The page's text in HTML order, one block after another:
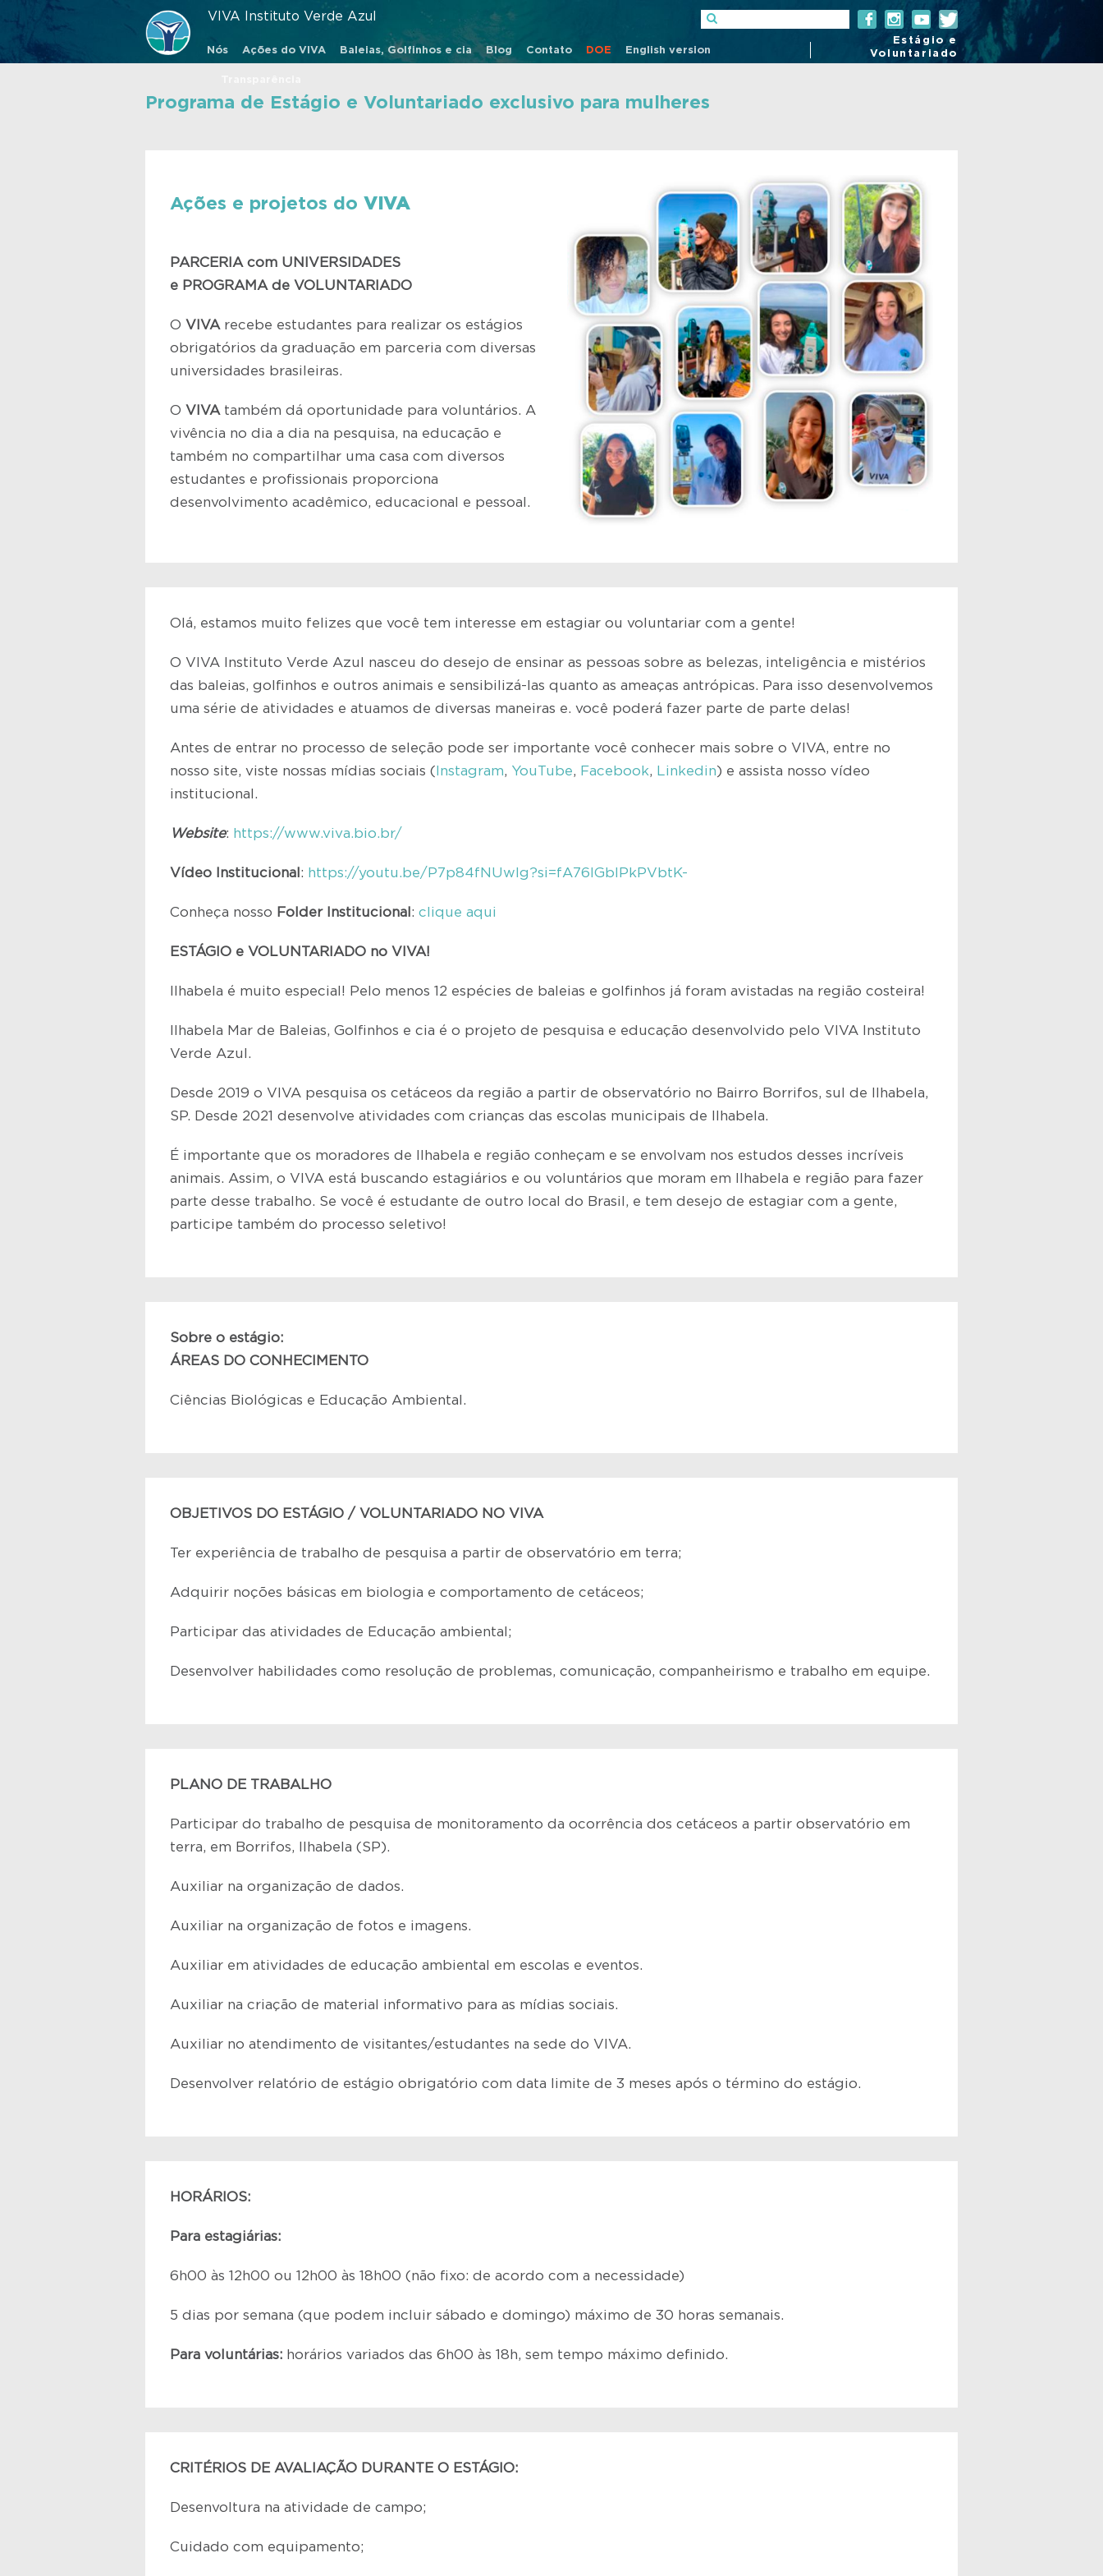
VIVA Instituto Verde Azul
Nós Ações do VIVA Baleias, Golfinhos e cia Blog Contato DOE English version
Estágio e
Voluntariado
Programa de Estágio e Voluntariado exclusivo para mulheres
Ações e projetos do VIVA
PARCERIA com UNIVERSIDADES
e PROGRAMA de VOLUNTARIADO
O VIVA recebe estudantes para realizar os estágios
obrigatórios da graduação em parceria com diversas
universidades brasileiras.
O VIVA também dá oportunidade para voluntários. A
vivência no dia a dia na pesquisa, na educação e
também no compartilhar uma casa com diversos
estudantes e profissionais proporciona
desenvolvimento acadêmico, educacional e pessoal.
Olá, estamos muito felizes que você tem interesse em estagiar ou voluntariar com a gente!
O VIVA Instituto Verde Azul nasceu do desejo de ensinar as pessoas sobre as belezas, inteligência e mistérios
das baleias, golfinhos e outros animais e sensibilizá-las quanto as ameaças antrópicas. Para isso desenvolvemos
uma série de atividades e atuamos de diversas maneiras e. você poderá fazer parte de parte delas!
Antes de entrar no processo de seleção pode ser importante você conhecer mais sobre o VIVA, entre no
nosso site, viste nossas mídias sociais ( Instagram, YouTube, Facebook, Linkedin) e assista nosso vídeo
institucional.
Website: https://www.viva.bio.br/
Vídeo Institucional : https://youtu.be/P7p84fNUwlg?si=fA76lGblPkPVbtK-
Conheça nosso Folder Institucional : clique aqui
ESTÁGIO e VOLUNTARIADO no VIVA!
Ilhabela é muito especial! Pelo menos 12 espécies de baleias e golfinhos já foram avistadas na região costeira!
Ilhabela Mar de Baleias, Golfinhos e cia é o projeto de pesquisa e educação desenvolvido pelo VIVA Instituto
Verde Azul.
Desde 2019 o VIVA pesquisa os cetáceos da região a partir de observatório no Bairro Borrifos, sul de Ilhabela,
SP. Desde 2021 desenvolve atividades com crianças das escolas municipais de Ilhabela.
É importante que os moradores de Ilhabela e região conheçam e se envolvam nos estudos desses incríveis
animais. Assim, o VIVA está buscando estagiários e ou voluntários que moram em Ilhabela e região para fazer
parte desse trabalho. Se você é estudante de outro local do Brasil, e tem desejo de estagiar com a gente,
participe também do processo seletivo!
Sobre o estágio:
ÁREAS DO CONHECIMENTO
Ciências Biológicas e Educação Ambiental.
OBJETIVOS DO ESTÁGIO / VOLUNTARIADO NO VIVA
Ter experiência de trabalho de pesquisa a partir de observatório em terra;
Adquirir noções básicas em biologia e comportamento de cetáceos;
Participar das atividades de Educação ambiental;
Desenvolver habilidades como resolução de problemas, comunicação, companheirismo e trabalho em equipe.
PLANO DE TRABALHO
Participar do trabalho de pesquisa de monitoramento da ocorrência dos cetáceos a partir observatório em
terra, em Borrifos, Ilhabela (SP).
Auxiliar na organização de dados.
Auxiliar na organização de fotos e imagens.
Auxiliar em atividades de educação ambiental em escolas e eventos.
Auxiliar na criação de material informativo para as mídias sociais.
Auxiliar no atendimento de visitantes/estudantes na sede do VIVA.
Desenvolver relatório de estágio obrigatório com data limite de 3 meses após o término do estágio.
HORÁRIOS:
Para estagiárias:
6h00 às 12h00 ou 12h00 às 18h00 (não fixo: de acordo com a necessidade)
5 dias por semana (que podem incluir sábado e domingo) máximo de 30 horas semanais.
Para voluntárias: horários variados das 6h00 às 18h, sem tempo máximo definido.
CRITÉRIOS DE AVALIAÇÃO DURANTE O ESTÁGIO:
Desenvoltura na atividade de campo;
Cuidado com equipamento;